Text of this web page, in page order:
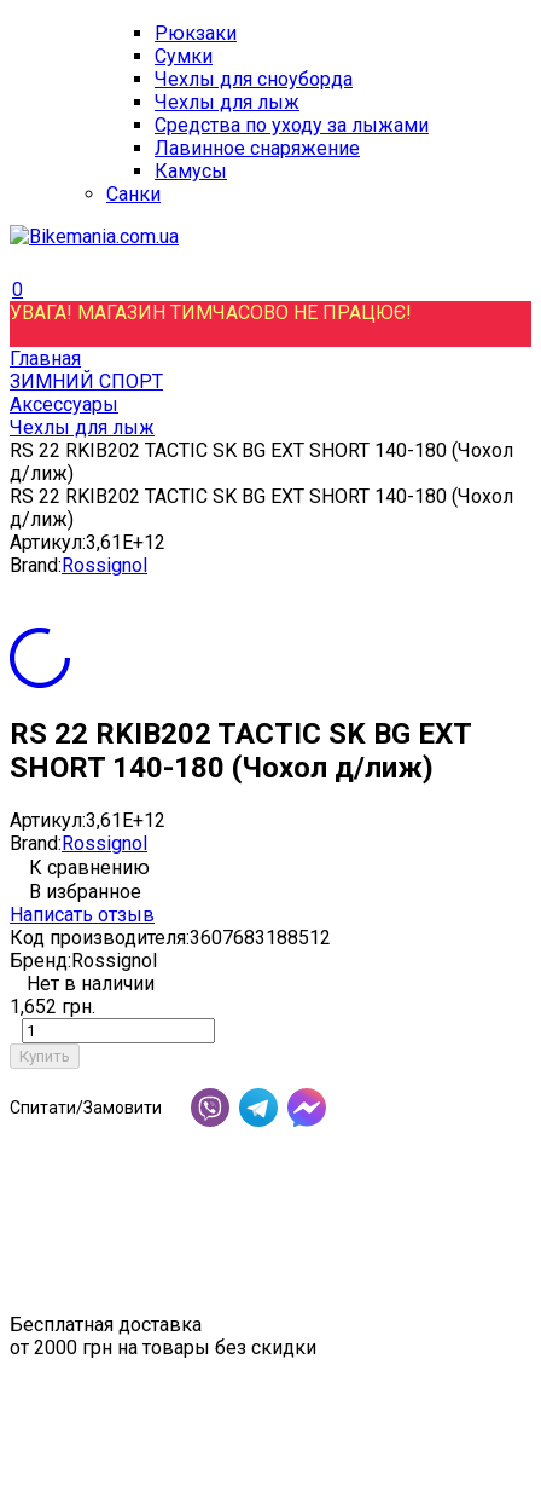
Рюкзаки
Сумки
Чехлы для сноуборда
Чехлы для лыж
Средства по уходу за лыжами
Лавинное снаряжение
Камусы
Санки
0
УВАГА! МАГАЗИН ТИМЧАСОВО НЕ ПРАЦЮЄ!
Главная
ЗИМНИЙ СПОРТ
Аксессуары
Чехлы для лыж
RS 22 RKIB202 TACTIC SK BG EXT SHORT 140-180 (Чохол
д/лиж)
RS 22 RKIB202 TACTIC SK BG EXT SHORT 140-180 (Чохол
д/лиж)
Артикул:3,61E+12
Brand:Rossignol
RS 22 RKIB202 TACTIC SK BG EXT
SHORT 140-180 (Чохол д/лиж)
Артикул:3,61E+12
Brand:Rossignol
К сравнению
В избранное
Написать отзыв
Код производителя:3607683188512
Бренд:Rossignol
Нет в наличии
1,652 грн.
Купить
Спитати/Замовити
Бесплатная доставка
от 2000 грн на товары без скидки